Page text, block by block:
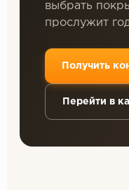
выбрать
прослужит
Получить
Перейти в